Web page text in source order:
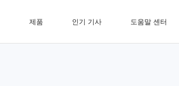
제품 인기 기사 도움말 센터